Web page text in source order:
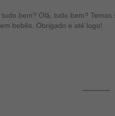
bem? Olá, tudo bem?
bebês. Obrigado e até logo!